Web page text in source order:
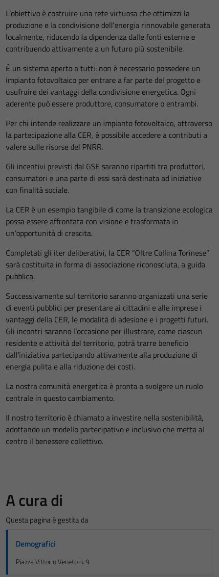
L’obiettivo è costruire una rete virtuosa che ottimizzi la
produzione e la condivisione dell'energia rinnovabile generata
localmente, riducendo la dipendenza dalle fonti esterne e
contribuendo attivamente a un futuro più sostenibile.
È un sistema aperto a tutti: non è necessario possedere un
impianto fotovoltaico per entrare a far parte del progetto e
usufruire dei vantaggi della condivisione energetica. Ogni
aderente può essere produttore, consumatore o entrambi.
Per chi intende realizzare un impianto fotovoltaico, attraverso
la partecipazione alla CER, è possibile accedere a contributi a
valere sulle risorse del PNRR.
Gli incentivi previsti dal GSE saranno ripartiti tra produttori,
consumatori e una parte di essi sarà destinata ad iniziative
con finalità sociale.
La CER è un esempio tangibile di come la transizione ecologica
possa essere affrontata con visione e trasformata in
un’opportunità di crescita.
Completati gli iter deliberativi, la CER “Oltre Collina Torinese”
sarà costituita in forma di associazione riconosciuta, a guida
pubblica.
Successivamente sul territorio saranno organizzati una serie
di eventi pubblici per presentare ai cittadini e alle imprese i
vantaggi della CER, le modalità di adesione e i progetti futuri.
Gli incontri saranno l’occasione per illustrare, come ciascun
residente e attività del territorio, potrà trarre beneficio
dall’iniziativa partecipando attivamente alla produzione di
energia pulita e alla riduzione dei costi.
La nostra comunità energetica è pronta a svolgere un ruolo
centrale in questo cambiamento.
Il nostro territorio è chiamato a investire nella sostenibilità,
adottando un modello partecipativo e inclusivo che metta al
centro il benessere collettivo.
A cura di
Questa pagina è gestita da
Demografici
Piazza Vittorio Veneto n. 9